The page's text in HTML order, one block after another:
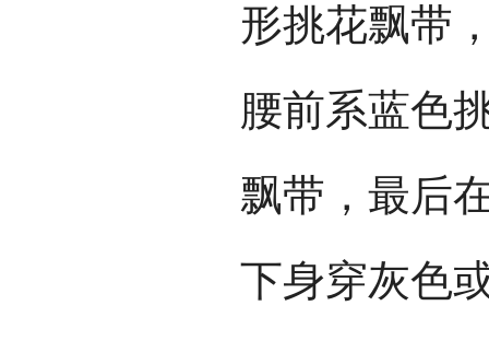
形挑花飘带
腰前系蓝色
飘带，最后
下身穿灰色